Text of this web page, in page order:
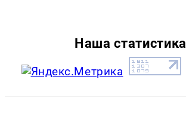
Наша статистика